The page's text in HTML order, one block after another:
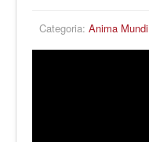
PALINSESTO
Categoria: Anima Mundi